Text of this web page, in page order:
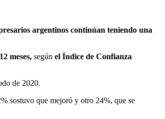
argentinos continúan teniendo una
meses, según el Índice de Confianza
de 2020.
sostuvo que mejoró y otro 24%, que se